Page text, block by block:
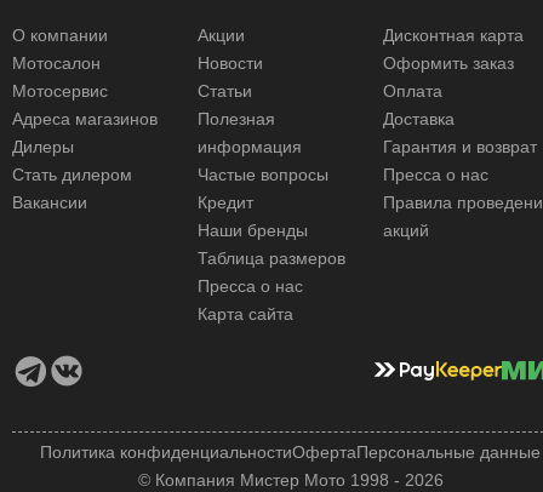
О компании
Мотосалон
Мотосервис
Адреса магазинов
Дилеры
Стать дилером
Вакансии
Акции
Новости
Статьи
Полезная
информация
Частые вопросы
Кредит
Наши бренды
Таблица размеров
Пресса о нас
Карта сайта
Дисконтная карта
Оформить заказ
Оплата
Доставка
Гарантия и возврат
Пресса о нас
Правила
акций
© Компания Мистер Мото 1998 - 2026
Политика конфиденциальностиОфертаПерсональные данные